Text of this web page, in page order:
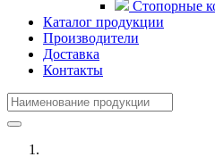
Стопорные
Каталог продукции
Производители
Доставка
Контакты